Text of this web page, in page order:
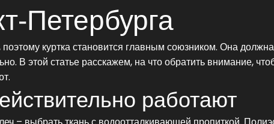
куртка становится главным союзником. Она должна
В этой статье расскажем, на что обратить внимание,
работают